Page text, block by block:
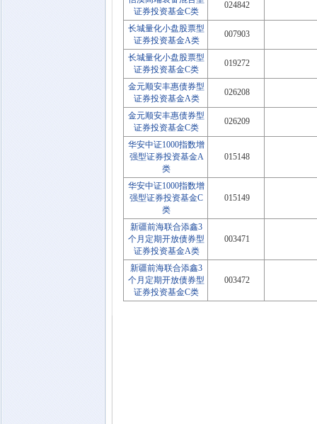
证券投资基金C类
024842
长城量化小盘股票型
证券投资基金A类
007903
长城量化小盘股票型
证券投资基金C类
019272
金元顺安丰惠债券型
证券投资基金A类
026208
金元顺安丰惠债券型
证券投资基金C类
026209
华安中证1000指数增
强型证券投资基金A
类
015148
华安中证1000指数增
强型证券投资基金C
类
015149
新疆前海联合添鑫3
个月定期开放债券型
证券投资基金A类
003471
新疆前海联合添鑫3
个月定期开放债券型
证券投资基金C类
003472